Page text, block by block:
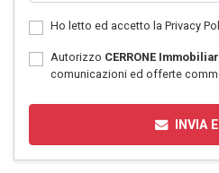
Ho letto ed accetto la Privacy
Autorizzo CERRONE
comunicazioni ed offerte
INVIA